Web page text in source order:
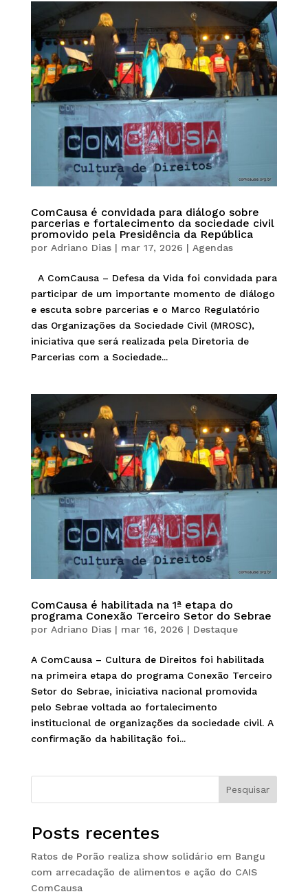
ComCausa é convidada para diálogo sobre
parcerias e fortalecimento da sociedade civil
promovido pela Presidência da República
por Adriano Dias| mar 17, 2026 | Agendas
A ComCausa – Defesa da Vida foi convidada para
participar de um importante momento de diálogo
e escuta sobre parcerias e o Marco Regulatório
das Organizações da Sociedade Civil (MROSC),
iniciativa que será realizada pela Diretoria de
Parcerias com a Sociedade...
ComCausa é habilitada na 1ª etapa do
programa Conexão Terceiro Setor do Sebrae
por Adriano Dias| mar 16, 2026 | Destaque
A ComCausa – Cultura de Direitos foi habilitada
na primeira etapa do programa Conexão Terceiro
Setor do Sebrae, iniciativa nacional promovida
pelo Sebrae voltada ao fortalecimento
institucional de organizações da sociedade civil. A
confirmação da habilitação foi...
Pesquisar
Posts recentes
Ratos de Porão realiza show solidário em Bangu
com arrecadação de alimentos e ação do CAIS
ComCausa